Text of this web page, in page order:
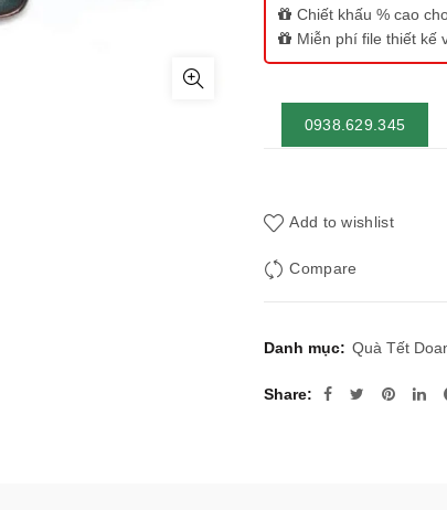
Chiết khấu % cao
Miễn phí file thiết kế
0938.629.345
Add to wishlist
Compare
Danh mục: Quà Tết
Share